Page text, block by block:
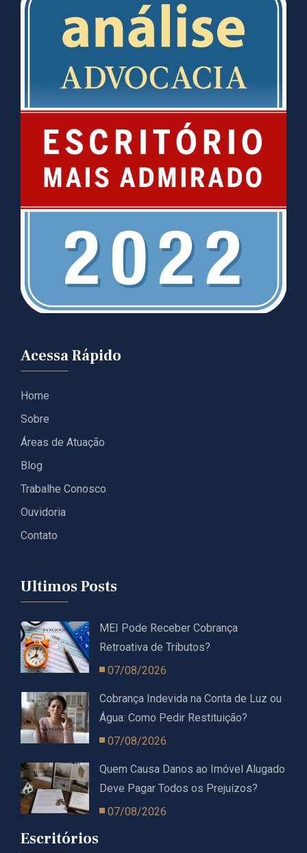
Acessa Rápido
Home
Sobre
Áreas de Atuação
Blog
Trabalhe Conosco
Ouvidoria
Contato
Ultimos Posts
MEI Pode Receber Cobrança
Retroativa de Tributos?
07/08/2026
Cobrança Indevida na Conta de Luz ou
Água: Como Pedir Restituição?
07/08/2026
Quem Causa Danos ao Imóvel Alugado
Deve Pagar Todos os Prejuízos?
07/08/2026
Escritórios